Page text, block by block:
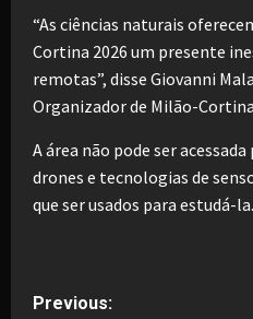
“As ciências naturais
Cortina 2026 um presente
remotas”, disse Giovanni
Organizador de Milão-
A área não pode ser
drones e tecnologias de
que ser usados ​​para estudá-la.
P
Previous: